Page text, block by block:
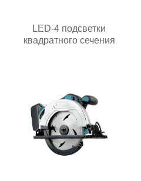
LED-4 подсветки
квадратного сечения